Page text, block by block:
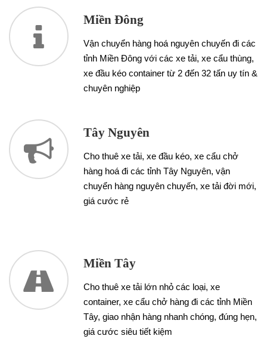
Miền Đông
Vận chuyển hàng hoá nguyên chuyến đi các
tỉnh Miền Đông với các xe tải, xe cẩu thùng,
xe đầu kéo container từ 2 đến 32 tấn uy tín &
chuyên nghiệp
Tây Nguyên
Cho thuê xe tải, xe đầu kéo, xe cẩu chở
hàng hoá đi các tỉnh Tây Nguyên, vận
chuyển hàng nguyên chuyến, xe tải đời mới,
giá cước rẻ
Miền Tây
Cho thuê xe tải lớn nhỏ các loại, xe
container, xe cẩu chở hàng đi các tỉnh Miền
Tây, giao nhận hàng nhanh chóng, đúng hẹn,
giá cước siêu tiết kiệm